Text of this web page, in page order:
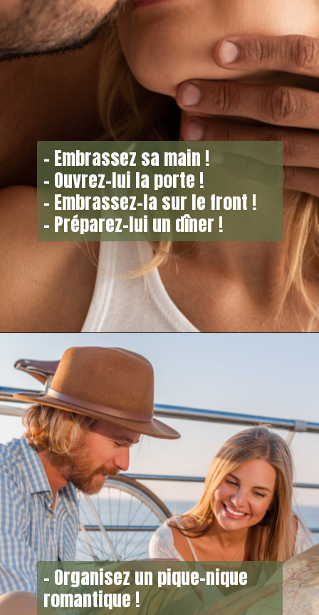
– Embrassez sa main !
– Ouvrez-lui la porte !
– Embrassez-la sur le front !
– Préparez-lui un dîner !
– Organisez un pique-nique
romantique !